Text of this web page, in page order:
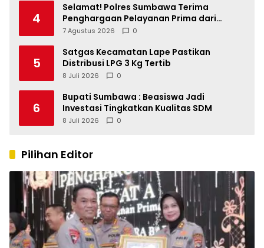
4
Selamat! Polres Sumbawa Terima
Penghargaan Pelayanan Prima dari
Kapolri
7 Agustus 2026 0
5
Satgas Kecamatan Lape Pastikan
Distribusi LPG 3 Kg Tertib
8 Juli 2026 0
6
Bupati Sumbawa : Beasiswa Jadi
Investasi Tingkatkan Kualitas SDM
8 Juli 2026 0
Pilihan Editor